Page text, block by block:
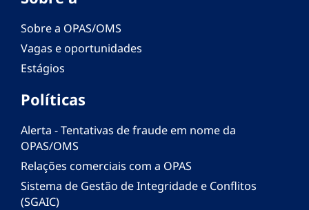
Sobre a OPAS/OMS
Vagas e oportunidades
Estágios
Políticas
Alerta - Tentativas de fraude em nome da
OPAS/OMS
Relações comerciais com a OPAS
Sistema de Gestão de Integridade e Conflitos
(SGAIC)